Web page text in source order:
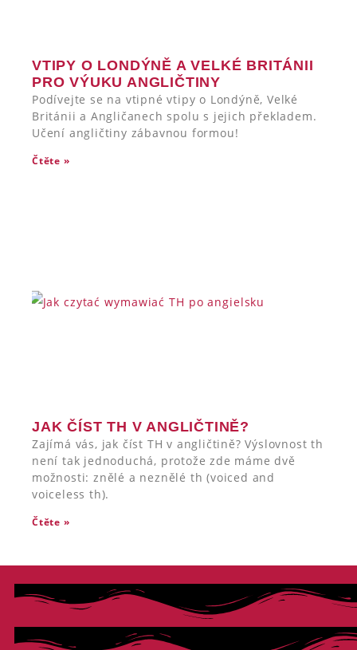
VTIPY O LONDÝNĚ A VELKÉ BRITÁNII
PRO VÝUKU ANGLIČTINY
Podívejte se na vtipné vtipy o Londýně, Velké
Británii a Angličanech spolu s jejich překladem.
Učení angličtiny zábavnou formou!
Čtěte »
JAK ČÍST TH V ANGLIČTINĚ?
Zajímá vás, jak číst TH v angličtině? Výslovnost th
není tak jednoduchá, protože zde máme dvě
možnosti: znělé a neznělé th (voiced and
voiceless th).
Čtěte »